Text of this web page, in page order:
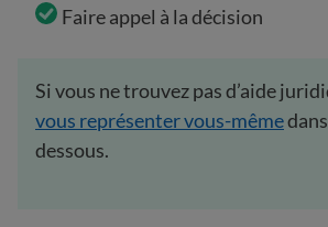
Faire appel à la décision
Si vous ne trouvez pas d’aide
vous représenter vous-même
dessous.